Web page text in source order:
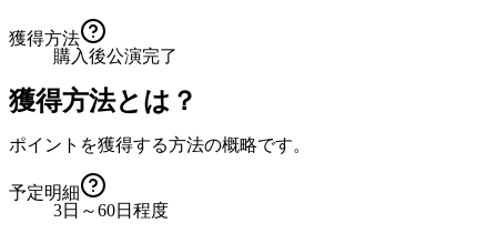
獲得方法
購入後公演完了
獲得方法とは？
ポイントを獲得する方法の概略です。
予定明細
3日～60日程度